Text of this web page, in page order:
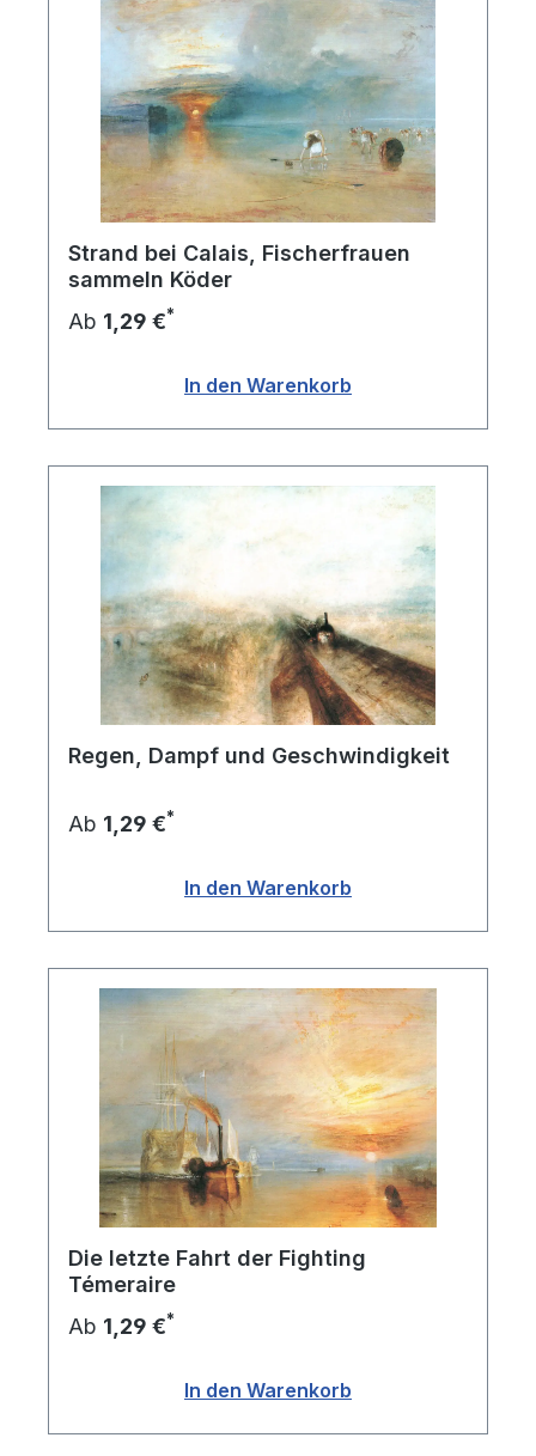
Strand bei Calais, Fischerfrauen
sammeln Köder
Ab 1,29 €*
In den Warenkorb
Regen, Dampf und Geschwindigkeit
Ab 1,29 €*
In den Warenkorb
Die letzte Fahrt der Fighting
Témeraire
Ab 1,29 €*
In den Warenkorb